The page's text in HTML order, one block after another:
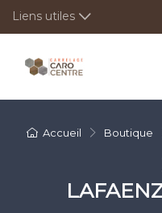
Liens utiles
Accueil Boutique